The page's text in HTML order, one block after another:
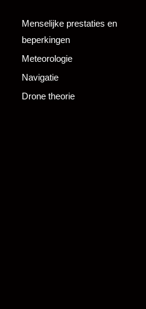
Menselijke prestaties en
beperkingen
Meteorologie
Navigatie
Drone theorie